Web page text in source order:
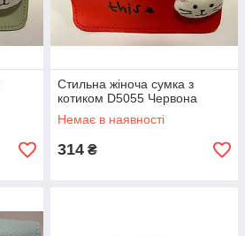
Стильна жіноча сумка з
котиком D5055 Червона
Немає в наявності
314 ₴